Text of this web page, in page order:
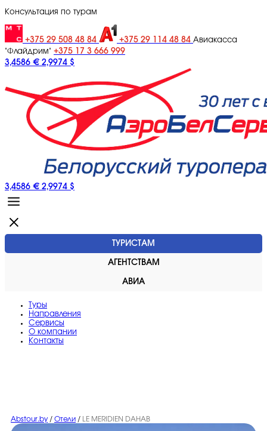
Консультация по турам
+375 29 508 48 84 +375 29 114 48 84 Авиакасса
"Флайдрим" +375 17 3 666 999
3,4586 € 2,9974 $
3,4586 € 2,9974 $
ТУРИСТАМ
АГЕНТСТВАМ
АВИА
Туры
Направления
Сервисы
O компании
Контакты
Abstour.by / Отели / LE MERIDIEN DAHAB